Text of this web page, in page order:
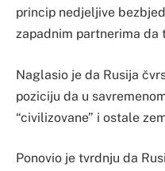
princip nedjeljive
zapadnim partnerima da
Naglasio je da Rusija
poziciju da u
“civilizovane” i ostale
Ponovio je tvrdnju da